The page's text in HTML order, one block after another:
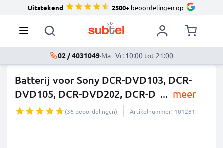
Uitstekend 2500+beoordelingen op
02 / 4031049·Ma - Vr: 10:00 tot 21:00
Batterij voor Sony DCR-DVD103, DCR-
DVD105, DCR-DVD202, DCR-D ... meer
(36 beoordelingen) Artikelnummer: 101281